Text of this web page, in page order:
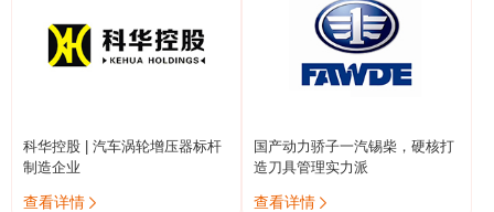
科华控股 | 汽车涡轮增压器标杆
制造企业
查看详情 
国产动力骄子一汽锡柴，硬核打
造刀具管理实力派
查看详情 